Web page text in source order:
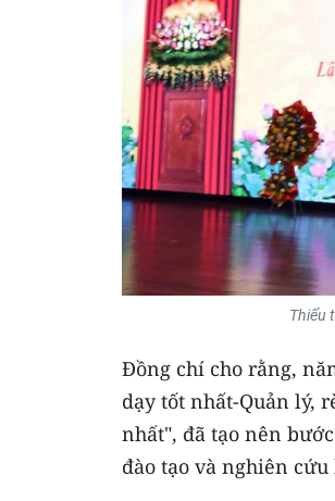
Thiếu
Đồng chí cho rằng,
dạy tốt nhất-Quản lý,
nhất", đã tạo nên
đào tạo và nghiên